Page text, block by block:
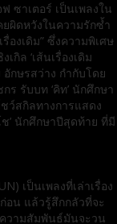
ฟ ซาเตอร์ เป็นเพลงใน
ยผิดหวังในความรักซ้ำ
องเดิม” ซึ่งความพิเศษ
กิล ‘เส้นเรื่องเดิม
อักษรสว่าง กำกับโดย
รับบท ‘คิท’ นักศึกษา
ว์สกิลทางการแสดง
’ นักศึกษาปีสุดท้าย ที่มี
เป็นเพลงที่เล่าเรื่อง
อน แล้วรู้สึกกลัวที่จะ
ความสัมพันธ์มันจะวน